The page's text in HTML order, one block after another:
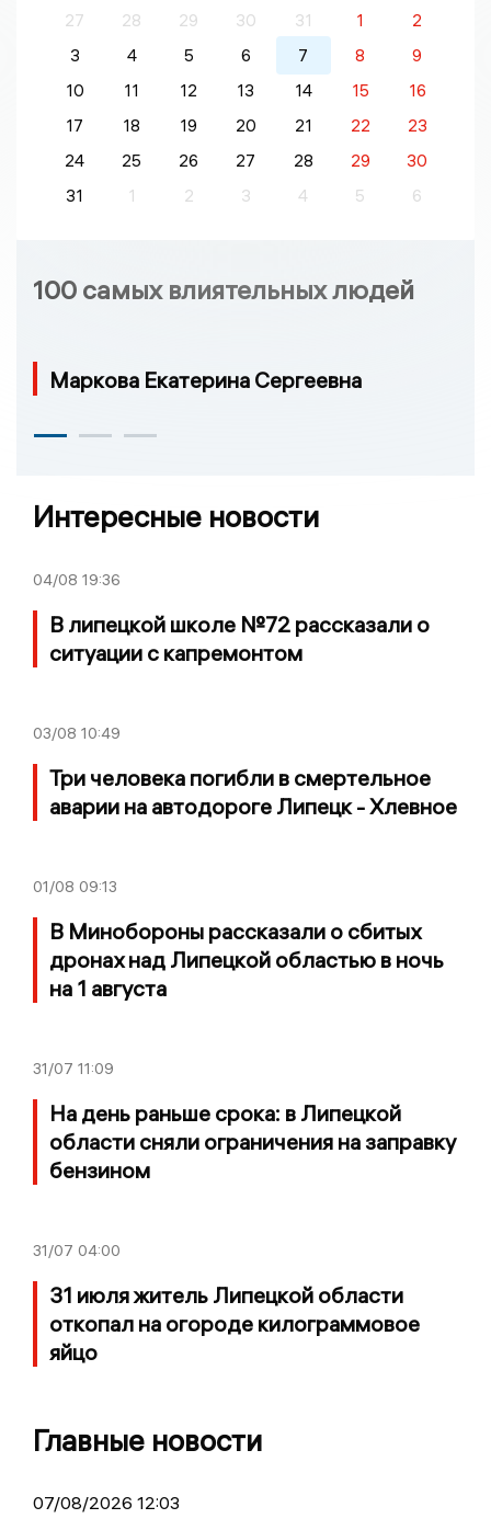
27
28 29 30 31 1
2
3
4 5 6 7 8
9
10
11 12 13 14 15
16
17
18 19 20 21 22
23
24
25 26 27 28 29
30
31
1 2 3 4 5 6
100 самых влиятельных людей
Маркова Екатерина Сергеевна
Интересные новости
04/08 19:36
В липецкой школе №72 рассказали о
ситуации с капремонтом
03/08 10:49
Три человека погибли в смертельное
аварии на автодороге Липецк - Хлевное
01/08 09:13
В Минобороны рассказали о сбитых
дронах над Липецкой областью в ночь
на 1 августа
31/07 11:09
На день раньше срока: в Липецкой
области сняли ограничения на заправку
бензином
31/07 04:00
31 июля житель Липецкой области
откопал на огороде килограммовое
яйцо
Главные новости
07/08/2026 12:03